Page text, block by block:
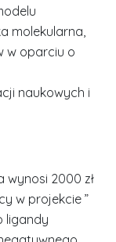
molekularna,
w oparciu o
naukowych i
wynosi 2000 zł
w projekcie ”
ligandy